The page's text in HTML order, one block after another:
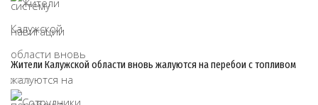
Жители Калужской области вновь жалуются на перебои с топливом
07/08